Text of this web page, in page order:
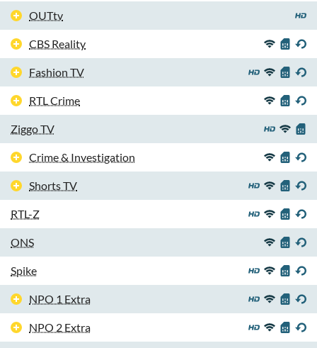
OUTtv
CBS Reality
Fashion TV
RTL Crime
Ziggo TV
Crime & Investigation
Shorts TV
RTL-Z
ONS
Spike
NPO 1 Extra
NPO 2 Extra